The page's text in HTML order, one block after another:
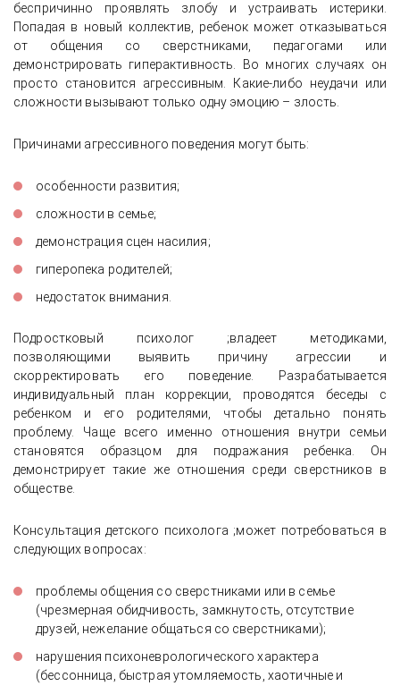
беспричинно проявлять злобу и устраивать истерики.
Попадая в новый коллектив, ребенок может отказываться
от общения со сверстниками, педагогами или
демонстрировать гиперактивность. Во многих случаях он
просто становится агрессивным. Какие-либо неудачи или
сложности вызывают только одну эмоцию – злость.
Причинами агрессивного поведения могут быть:
особенности развития;
сложности в семье;
демонстрация сцен насилия;
гиперопека родителей;
недостаток внимания.
Подростковый психолог ;владеет методиками,
позволяющими выявить причину агрессии и
скорректировать его поведение. Разрабатывается
индивидуальный план коррекции, проводятся беседы с
ребенком и его родителями, чтобы детально понять
проблему. Чаще всего именно отношения внутри семьи
становятся образцом для подражания ребенка. Он
демонстрирует такие же отношения среди сверстников в
обществе.
Консультация детского психолога ;может потребоваться в
следующих вопросах:
проблемы общения со сверстниками или в семье
(чрезмерная обидчивость, замкнутость, отсутствие
друзей, нежелание общаться со сверстниками);
нарушения психоневрологического характера
(бессонница, быстрая утомляемость, хаотичные и